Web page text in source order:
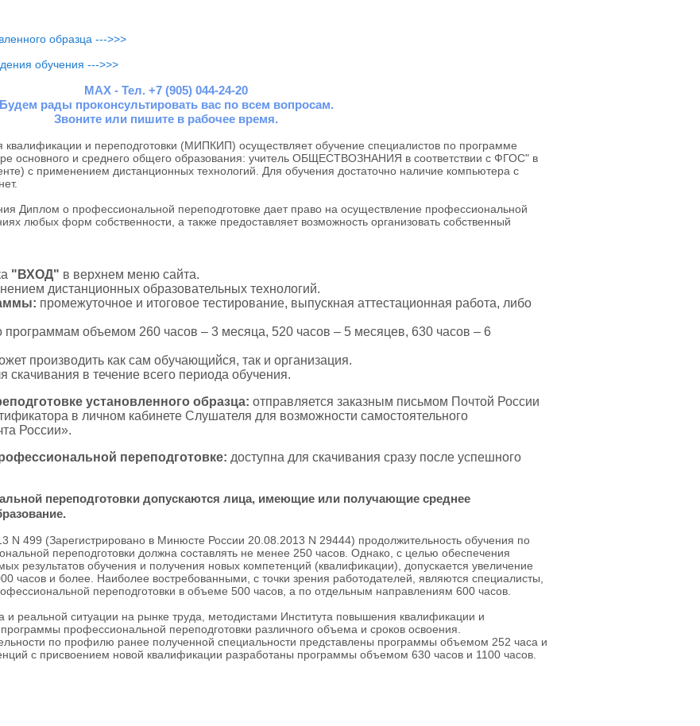
образца --->>>
обучения --->>>
MAX - Тел. +7 (905) 044-24-20
Будем рады проконсультировать вас по всем вопросам.
Звоните или пишите в рабочее время.
и переподготовки (МИПКИП) осуществляет обучение специалистов по программе
основного и среднего общего образования: учитель ОБЩЕСТВОЗНАНИЯ в соответствии с ФГОС" в
с применением дистанционных технологий. Для обучения достаточно наличие компьютера с
Диплом о профессиональной переподготовке дает право на осуществление профессиональной
любых форм собственности, а также предоставляет возможность организовать собственный
"ВХОД" в верхнем меню сайта.
дистанционных образовательных технологий.
промежуточное и итоговое тестирование, выпускная аттестационная работа, либо
программам объемом 260 часов – 3 месяца, 520 часов – 5 месяцев, 630 часов – 6
производить как сам обучающийся, так и организация.
скачивания в течение всего периода обучения.
установленного образца: отправляется заказным письмом Почтой России
в личном кабинете Слушателя для возможности самостоятельного
России».
переподготовке: доступна для скачивания сразу после успешного
переподготовки допускаются лица, имеющие или получающие среднее
N 499 (Зарегистрировано в Минюсте России 20.08.2013 N 29444) продолжительность обучения по
переподготовки должна составлять не менее 250 часов. Однако, с целью обеспечения
результатов обучения и получения новых компетенций (квалификации), допускается увеличение
часов и более. Наиболее востребованными, с точки зрения работодателей, являются специалисты,
переподготовки в объеме 500 часов, а по отдельным направлениям 600 часов.
и реальной ситуации на рынке труда, методистами Института повышения квалификации и
профессиональной переподготовки различного объема и сроков освоения.
по профилю ранее полученной специальности представлены программы объемом 252 часа и
с присвоением новой квалификации разработаны программы объемом 630 часов и 1100 часов.